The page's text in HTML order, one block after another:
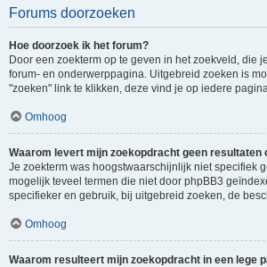
Forums doorzoeken
Hoe doorzoek ik het forum?
Door een zoekterm op te geven in het zoekveld, die
forum- en onderwerppagina. Uitgebreid zoeken is
"zoeken" link te klikken, deze vind je op iedere
Omhoog
Waarom levert mijn zoekopdracht geen resultaten
Je zoekterm was hoogstwaarschijnlijk niet specifiek
mogelijk teveel termen die niet door phpBB3
specifieker en gebruik, bij uitgebreid zoeken, de
Omhoog
Waarom resulteert mijn zoekopdracht in een lege